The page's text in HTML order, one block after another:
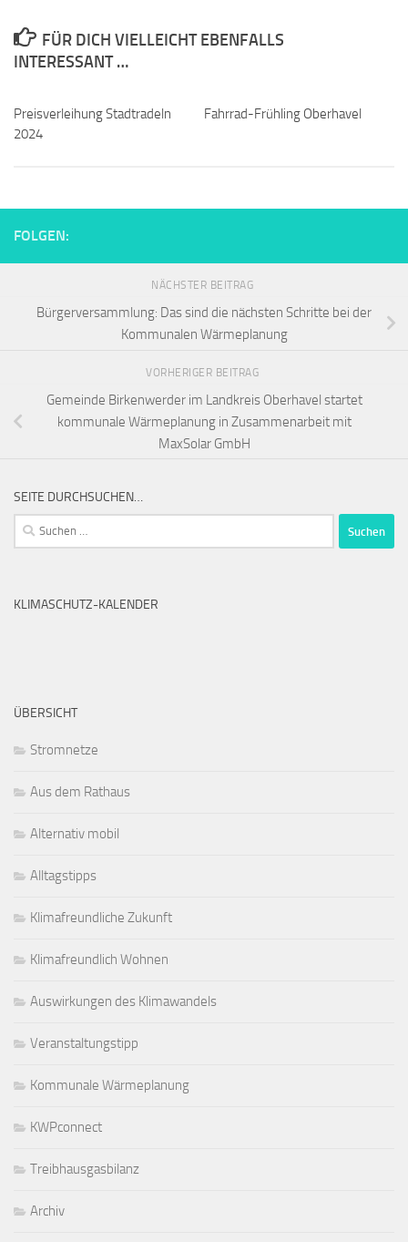
FÜR DICH VIELLEICHT EBENFALLS
INTERESSANT …
Preisverleihung Stadtradeln
2024
Fahrrad-Frühling Oberhavel
FOLGEN:
NÄCHSTER BEITRAG
Bürgerversammlung: Das sind die nächsten Schritte bei der
Kommunalen Wärmeplanung
VORHERIGER BEITRAG
Gemeinde Birkenwerder im Landkreis Oberhavel startet
kommunale Wärmeplanung in Zusammenarbeit mit
MaxSolar GmbH
SEITE DURCHSUCHEN…
Suchen
nach:
KLIMASCHUTZ-KALENDER
ÜBERSICHT
Stromnetze
Aus dem Rathaus
Alternativ mobil
Alltagstipps
Klimafreundliche Zukunft
Klimafreundlich Wohnen
Auswirkungen des Klimawandels
Veranstaltungstipp
Kommunale Wärmeplanung
KWPconnect
Treibhausgasbilanz
Archiv